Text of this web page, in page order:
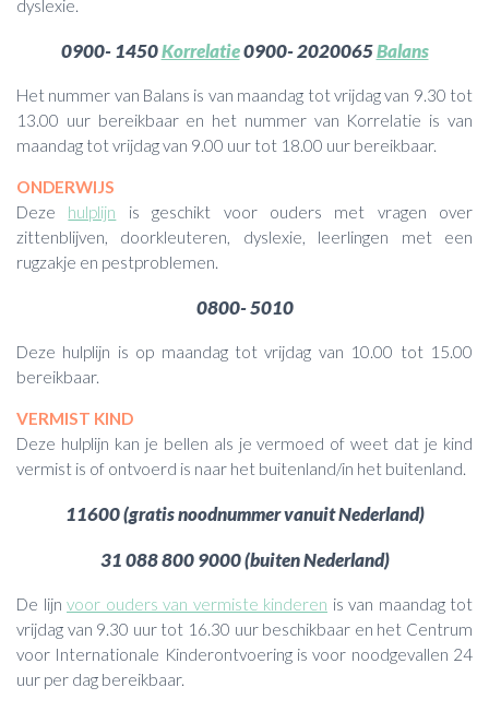
dyslexie.
0900- 1450Korrelatie0900- 2020065Balans
Het nummer van Balans is van maandag tot vrijdag van 9.30 tot
13.00 uur bereikbaar en het nummer van Korrelatie is van
maandag tot vrijdag van 9.00 uur tot 18.00 uur bereikbaar.
ONDERWIJS
Deze hulplijn is geschikt voor ouders met vragen over
zittenblijven, doorkleuteren, dyslexie, leerlingen met een
rugzakje en pestproblemen.
0800- 5010
Deze hulplijn is op maandag tot vrijdag van 10.00 tot 15.00
bereikbaar.
VERMIST KIND
Deze hulplijn kan je bellen als je vermoed of weet dat je kind
vermist is of ontvoerd is naar het buitenland/in het buitenland.
11600 (gratis noodnummer vanuit Nederland)
31 088 800 9000 (buiten Nederland)
De lijn voor ouders van vermiste kinderen is van maandag tot
vrijdag van 9.30 uur tot 16.30 uur beschikbaar en het Centrum
voor Internationale Kinderontvoering is voor noodgevallen 24
uur per dag bereikbaar.